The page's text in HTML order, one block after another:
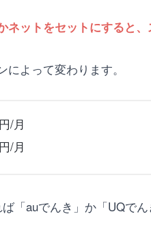
ネットをセットにすると
よって変わります。
/月
/月
「auでんき」か「UQで